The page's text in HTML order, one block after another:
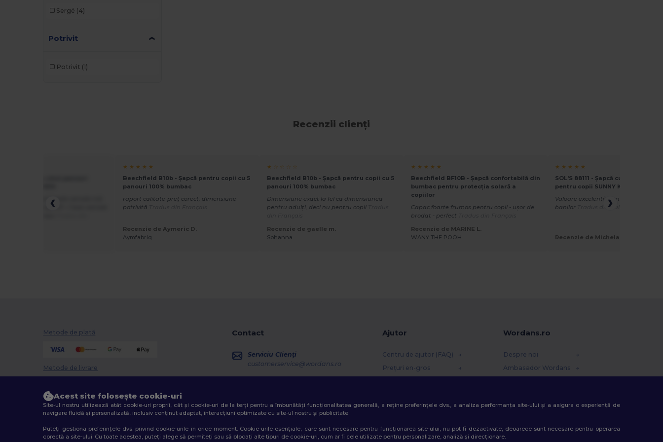
Sergé (4)
Potrivit
Potrivit (1)
Recenzii clienți
ordine, numai taxele vamale mă
capace de cost 27.- / taxe vamale
★ ★ ★ ★ ★
Beechfield B10b - Șapcă pentru copii cu 5
panouri 100% bumbac
raport calitate-preț corect, dimensiune
potrivită
Recenzie de Aymeric D.
Aymfabriq
★ ☆ ☆ ☆ ☆
Beechfield B10b - Șapcă pentru copii cu 5
panouri 100% bumbac
Dimensiune exact la fel ca dimensiunea
pentru adulți, deci nu pentru copii
Recenzie de gaelle m.
Sohanna
★ ★ ★ ★ ★
Beechfield BF10B - Șapcă confortabilă din
bumbac pentru protecția solară a
copiilor
Capac foarte frumos pentru copii - ușor de
brodat - perfect
Recenzie de MARINE L.
WANY THE POOH
★ ★ ★ ★ ★
SOL'S 88111 - Șapcă cu cinci
pentru copii SUNNY KIDS
Valoare excelentă pentru
banilor
Tradus din Italian
Recenzie de Michela M.
Metode de plată
Metode de livrare
Contact
Serviciu Clienți
customerservice@wordans.ro
Urmărirea comenzii
Ajutor
Centru de ajutor (FAQ)
Prețuri en-gros
Metode de livrare
Wordans.ro
Despre noi
Ambasador Wordans
Acest site folosește cookie-uri
Site-ul nostru utilizează atât cookie-uri proprii, cât și cookie-uri de la terți pentru a îmbunătăți funcționalitatea generală, a reține preferințele dvs., a analiza performanța site-ului și a asigura o experiență de
navigare fluidă și personalizată, inclusiv conținut adaptat, interacțiuni optimizate cu site-ul nostru și publicitate.
Puteți gestiona preferințele dvs. privind cookie-urile în orice moment. Cookie-urile esențiale, care sunt necesare pentru funcționarea site-ului, nu pot fi dezactivate, deoarece sunt necesare pentru operarea
corectă a site-ului. Cu toate acestea, puteți alege să permiteți sau să blocați alte tipuri de cookie-uri, cum ar fi cele utilizate pentru personalizare, analiză și direcționare.